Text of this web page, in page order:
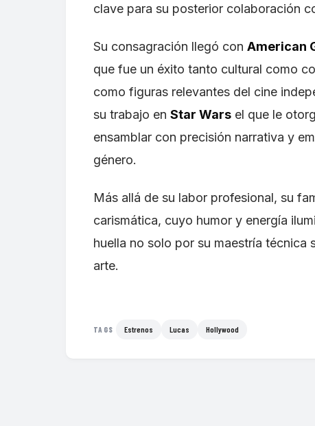
clave para su posterior colaboración
Su consagración llegó con American
que fue un éxito tanto cultural como
como figuras relevantes del cine
su trabajo en Star Wars el que le
ensamblar con precisión narrativa y
género.
Más allá de su labor profesional, su
carismática, cuyo humor y energía
huella no solo por su maestría técnica
arte.
TAGS Estrenos Lucas Hollywood